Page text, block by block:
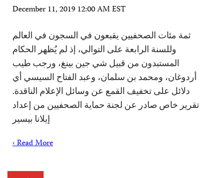
December 11, 2019 12:00 AM EST
ثمة مئات الصحفيين يقبعون في السجون في العالم
وللسنة الرابعة على التوالي، إذ لم يُظهر الحكام
المستبدون من قبيل شي جين بينغ، ورجب طيب
أردوغان، ومحمد بن سلمان، وعبد الفتاح السيسي أي
دلائل على تخفيف القمع عن وسائل الإعلام الناقدة.
تقرير خاص صادر عن لجنة حماية الصحفيين من إعداد
إيلانا بيسير
Read More ›